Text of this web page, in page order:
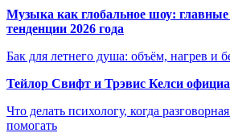
Музыка как глобальное шоу:
тенденции 2026 года
Бак для летнего душа: объём, нагрев и
Тейлор Свифт и Трэвис Келси
Что делать психологу, когда
помогать